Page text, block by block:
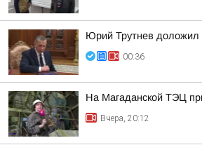
Юрий Трутнев доложил
00:36
На Магаданской ТЭЦ
Вчера, 20:12